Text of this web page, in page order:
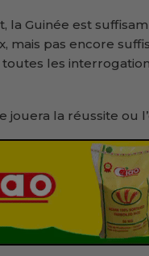
la Guinée est
mais pas encore
les
jouera la réussite ou